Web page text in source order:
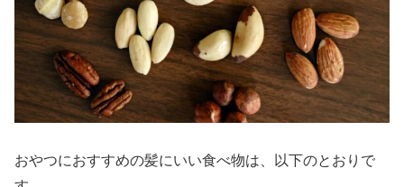
おやつにおすすめの髪にいい食べ物は、以下のとおりで